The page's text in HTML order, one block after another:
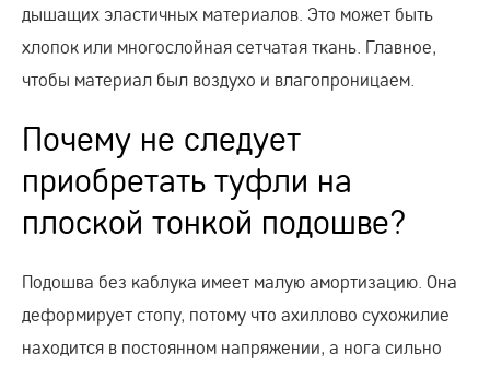
дышащих эластичных материалов. Это может быть
хлопок или многослойная сетчатая ткань. Главное,
чтобы материал был воздухо и влагопроницаем.
Почему не следует
приобретать туфли на
плоской тонкой подошве?
Подошва без каблука имеет малую амортизацию. Она
деформирует стопу, потому что ахиллово сухожилие
находится в постоянном напряжении, а нога сильно